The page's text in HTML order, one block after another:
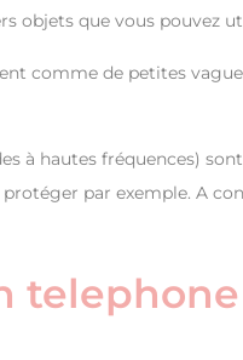
objets que vous pouvez
comme de petites
à hautes fréquences)
par exemple. A